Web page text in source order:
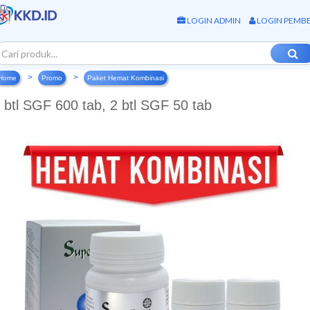
LOGIN
LOGIN ADMIN
Promo Paket Hemat Kombinasi
btl SGF 600 tab, 2 btl SGF 50 tab